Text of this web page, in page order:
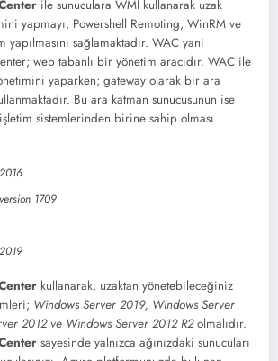
ile sunuculara WMI kullanarak uzak
yapmayı, Powershell Remoting, WinRM ve
sağlamaktadır. WAC yani
web tabanlı bir yönetim aracıdır. WAC ile
yaparken; gateway olarak bir ara
Bu ara katman sunucusunun ise
sistemlerinden birine sahip olması
1709
kullanarak, uzaktan yönetebileceğiniz
Windows Server 2019, Windows Server
2012 ve Windows Server 2012 R2olmalıdır.
sayesinde yalnızca ağınızdaki sunucuları